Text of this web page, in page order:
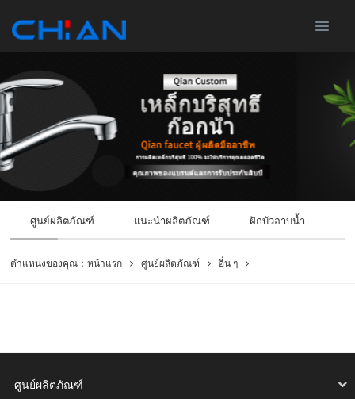
ศูนย์ผลิตภัณฑ์ แนะนำผลิตภัณฑ์ ฝักบัวอาบน้ำ
ตำแหน่งของคุณ：หน้าแรก ศูนย์ผลิตภัณฑ์ อื่น ๆ
ศูนย์ผลิตภัณฑ์